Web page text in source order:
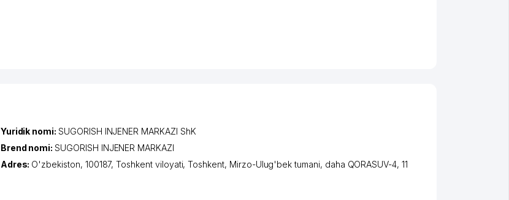
Yuridik nomi:SUGORISH INJENER MARKAZI ShK
Brend nomi:SUGORISH INJENER MARKAZI
Adres: O'zbekiston, 100187,Toshkent viloyati,Toshkent, Mirzo-Ulug'bek tumani, daha QORASUV-4, 11